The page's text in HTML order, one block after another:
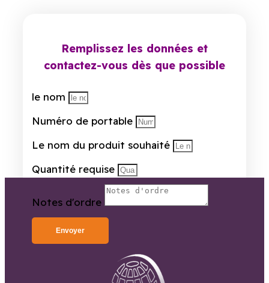
Remplissez les données et
contactez-vous dès que possible
le nom
Numéro de portable
Le nom du produit souhaité
Quantité requise
Notes d'ordre
Envoyer